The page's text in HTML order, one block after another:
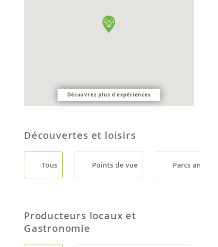
Découvrez plus d'expériences
Découvertes et loisirs
Tous Points de vue Parcs
Producteurs locaux et
Gastronomie